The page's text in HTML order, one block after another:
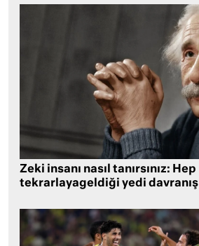
Zeki insanı nasıl tanırsınız: Hep
tekrarlayageldiği yedi davranış